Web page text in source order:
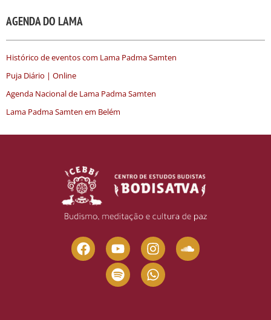
AGENDA DO LAMA
Histórico de eventos com Lama Padma Samten
Puja Diário | Online
Agenda Nacional de Lama Padma Samten
Lama Padma Samten em Belém